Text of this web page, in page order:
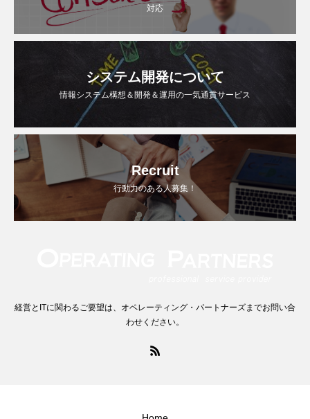
対応
システム開発について
情報システム構想＆開発＆運用の一気通貫サービス
Recruit
行動力のある人募集！
経営とITに関わるご要望は、オペレーティング・パートナーズまでお問い合
わせください。